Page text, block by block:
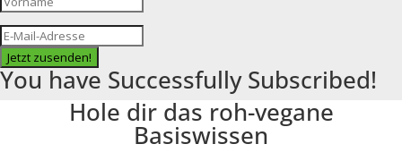
Jetzt zusenden!
You have Successfully Subscribed!
Hole dir das roh-vegane
Basiswissen